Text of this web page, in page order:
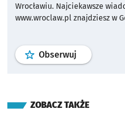
Wrocławiu. Najciekawsze
www.wroclaw.pl znajdziesz w
Obserwuj profil
ZOBACZ TAKŻE